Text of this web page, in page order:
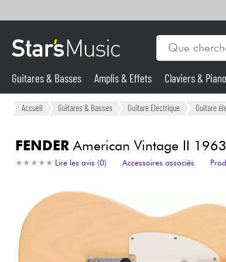
Guitares & Basses
Synthés & Sampleurs
Micros & HF
Eclairage
Violons & Quatuor
Guitares & Basses Amplis & Effets Claviers &
Accueil Guitares & Basses Guitare Electrique Guitare
FENDERAmerican Vintage II 1963
★ ★ ★ ★ ★
★ ★ ★ ★ ★ Lire les avis (0) Accessoires associés